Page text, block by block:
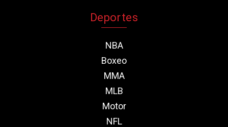
Deportes
NBA
Boxeo
MMA
MLB
Motor
NFL